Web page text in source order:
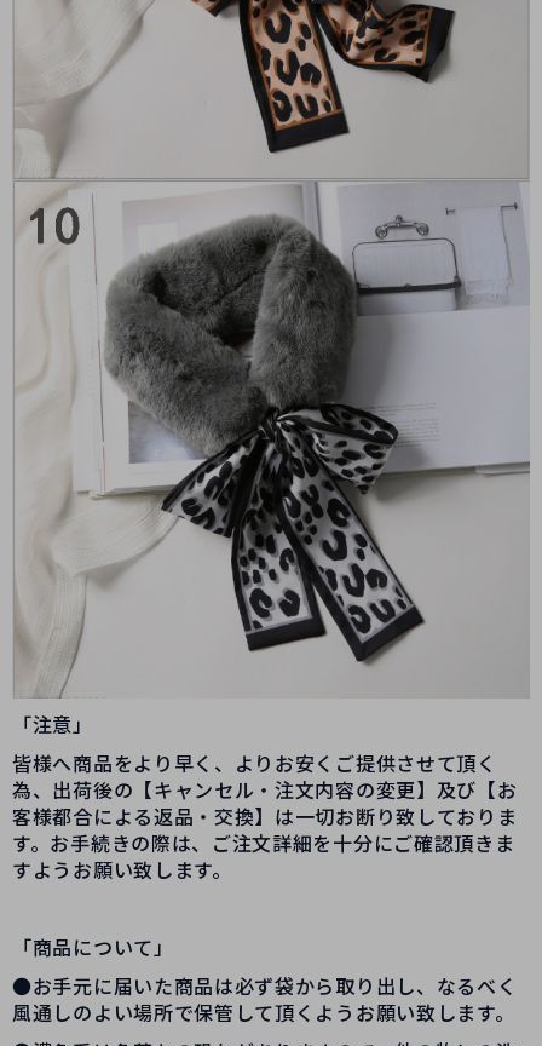
「注意」
皆様へ商品をより早く、よりお安くご提供させて頂く
為、出荷後の【キャンセル・注文内容の変更】及び【お
客様都合による返品・交換】は一切お断り致しておりま
す。お手続きの際は、ご注文詳細を十分にご確認頂きま
すようお願い致します。
「商品について」
●お手元に届いた商品は必ず袋から取り出し、なるべく
風通しのよい場所で保管して頂くようお願い致します。